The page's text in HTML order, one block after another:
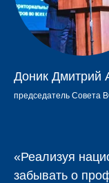
Доник Дмитрий
председатель Совета
«Реализуя
забывать о